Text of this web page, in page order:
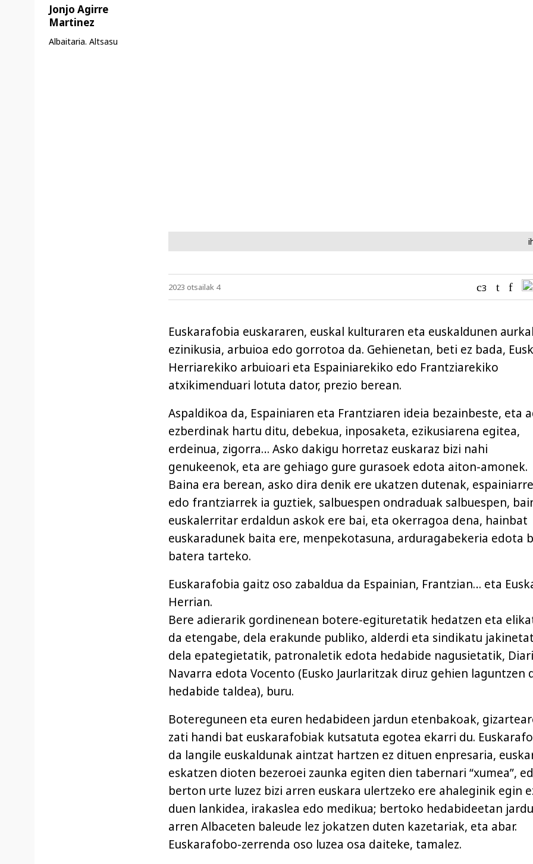
3
2023 otsailak 4
Euskarafobia euskararen, euskal kulturaren eta euskaldunen
ezinikusia, arbuioa edo gorrotoa da. Gehienetan, beti ez bada,
Herriarekiko arbuioari eta Espainiarekiko edo Frantziarekiko
atxikimenduari lotuta dator, prezio berean.
Aspaldikoa da, Espainiaren eta Frantziaren ideia bezainbeste, eta
ezberdinak hartu ditu, debekua, inposaketa, ezikusiarena egitea,
erdeinua, zigorra… Asko dakigu horretaz euskaraz bizi nahi
genukeenok, eta are gehiago gure gurasoek edota aiton-amonek.
Baina era berean, asko dira denik ere ukatzen dutenak,
edo frantziarrek ia guztiek, salbuespen ondraduak salbuespen,
euskalerritar erdaldun askok ere bai, eta okerragoa dena, hainbat
euskaradunek baita ere, menpekotasuna, arduragabekeria edota
batera tarteko.
Euskarafobia gaitz oso zabaldua da Espainian, Frantzian… eta
Herrian.
Bere adierarik gordinenean botere-egituretatik hedatzen eta
da etengabe, dela erakunde publiko, alderdi eta sindikatu
dela epategietatik, patronaletik edota hedabide nagusietatik,
Navarra edota Vocento (Eusko Jaurlaritzak diruz gehien laguntzen
hedabide taldea), buru.
Botereguneen eta euren hedabideen jardun etenbakoak,
zati handi bat euskarafobiak kutsatuta egotea ekarri du.
da langile euskaldunak aintzat hartzen ez dituen enpresaria,
eskatzen dioten bezeroei zaunka egiten dien tabernari “xumea”,
berton urte luzez bizi arren euskara ulertzeko ere ahaleginik egin
duen lankidea, irakaslea edo medikua; bertoko hedabideetan
arren Albaceten baleude lez jokatzen duten kazetariak, eta abar.
Euskarafobo-zerrenda oso luzea osa daiteke, tamalez.
Jonjo Agirre
Martinez
Albaitaria. Altsasu